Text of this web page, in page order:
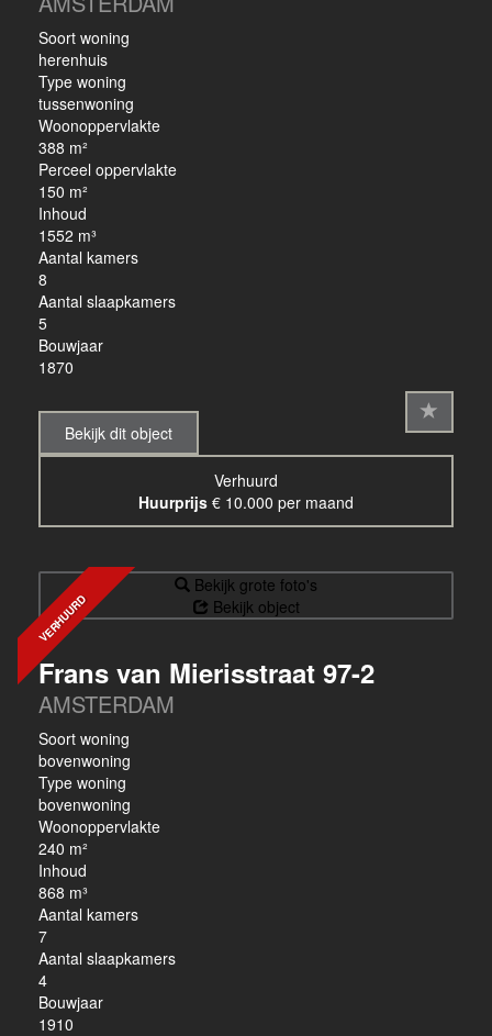
Soort woning
herenhuis
Type woning
tussenwoning
Woonoppervlakte
388 m²
Perceel oppervlakte
150 m²
Inhoud
1552 m³
Aantal kamers
8
Aantal slaapkamers
5
Bouwjaar
1870
Bekijk dit object
Verhuurd
Huurprijs € 10.000 per maand
VERHUURD
Bekijk grote foto's
Bekijk object
Frans van Mierisstraat 97-2
AMSTERDAM
Soort woning
bovenwoning
Type woning
bovenwoning
Woonoppervlakte
240 m²
Inhoud
868 m³
Aantal kamers
7
Aantal slaapkamers
4
Bouwjaar
1910